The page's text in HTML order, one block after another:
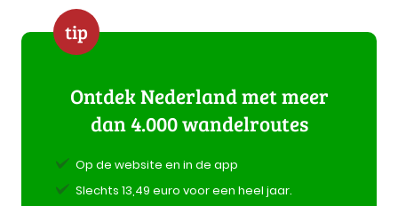
tip
Ontdek Nederland met meer
dan 4.000 wandelroutes
Op de website en in de app
Slechts 13,49 euro voor een heel jaar.